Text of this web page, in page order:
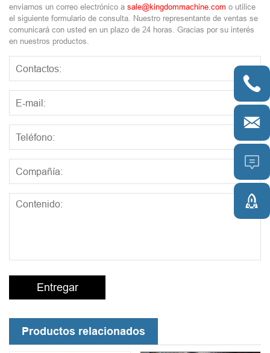
enviarnos un correo electrónico a sale@kingdommachine.com o utilice
el siguiente formulario de consulta. Nuestro representante de ventas se
comunicará con usted en un plazo de 24 horas. Gracias por su interés
en nuestros productos.
Entregar
Productos relacionados



